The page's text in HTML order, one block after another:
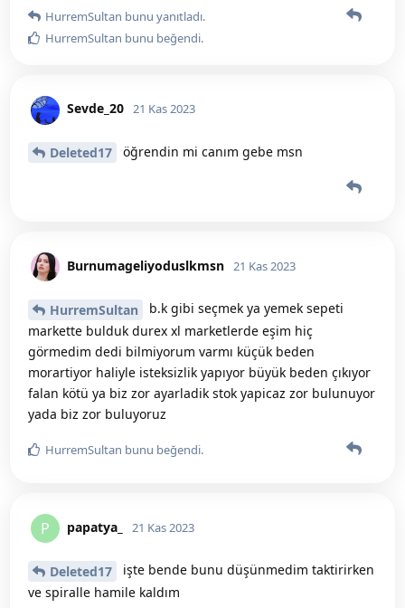
HurremSultan bunu yanıtladı.
HurremSultan bunu beğendi.
Sevde_20 21 Kas 2023
Deleted17 öğrendin mi canım gebe msn
Burnumageliyoduslkmsn 21 Kas 2023
HurremSultan
b.k gibi seçmek ya yemek sepeti
markette bulduk durex xl marketlerde eşim hiç
görmedim dedi bilmiyorum varmı küçük beden
morartiyor haliyle isteksizlik yapıyor büyük beden çıkıyor
falan kötü ya biz zor ayarladik stok yapicaz zor bulunuyor
yada biz zor buluyoruz
HurremSultan bunu beğendi.
P papatya_ 21 Kas 2023
Deleted17
işte bende bunu düşünmedim taktirirken
ve spiralle hamile kaldım